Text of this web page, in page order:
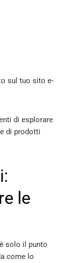
sul tuo sito e-
di esplorare
di prodotti
le
solo il punto
come lo